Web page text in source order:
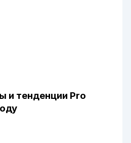
и тенденции Pro